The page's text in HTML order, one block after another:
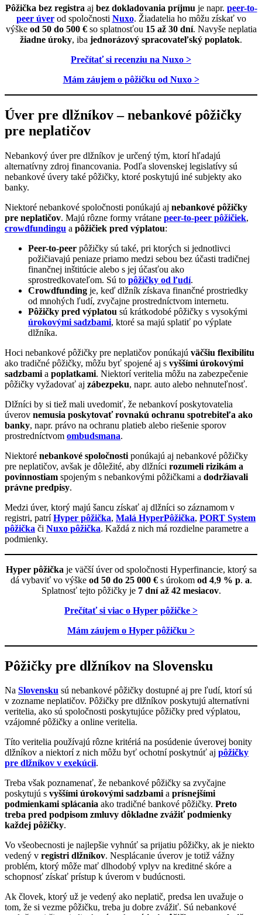
Pôžička bez registra aj bez dokladovania príjmu je napr. peer-to-
peer úverod spoločnosti Nuxo. Žiadatelia ho môžu získať vo
výške od 50 do 500 €so splatnosťou 15 až 30 dní. Navyše neplatia
žiadne úroky, iba jednorázový spracovateľský poplatok.
Prečítať si recenziu na Nuxo >
Mám záujem o pôžičku od Nuxo >
Úver pre dlžníkov – nebankové pôžičky
pre neplatičov
Nebankový úver pre dlžníkov je určený tým, ktorí hľadajú
alternatívny zdroj financovania. Podľa slovenskej legislatívy sú
nebankové úvery také pôžičky, ktoré poskytujú iné subjekty ako
banky.
Niektoré nebankové spoločnosti ponúkajú aj nebankové pôžičky
pre neplatičov. Majú rôzne formy vrátane peer-to-peer pôžičiek,
crowdfundingu a pôžičiek pred výplatou:
Peer-to-peer pôžičky sú také, pri ktorých si jednotlivci
požičiavajú peniaze priamo medzi sebou bez účasti tradičnej
finančnej inštitúcie alebo s jej účasťou ako
sprostredkovateľom. Sú to pôžičky od ľudí.
Crowdfunding je, keď dlžník získava finančné prostriedky
od mnohých ľudí, zvyčajne prostredníctvom internetu.
Pôžičky pred výplatou sú krátkodobé pôžičky s vysokými
úrokovými sadzbami, ktoré sa majú splatiť po výplate
dlžníka.
Hoci nebankové pôžičky pre neplatičov ponúkajú väčšiu flexibilitu
ako tradičné pôžičky, môžu byť spojené aj s vyššími úrokovými
sadzbami a poplatkami. Niektorí veritelia môžu na zabezpečenie
pôžičky vyžadovať aj zábezpeku, napr. auto alebo nehnuteľnosť.
Dlžníci by si tiež mali uvedomiť, že nebankoví poskytovatelia
úverov nemusia poskytovať rovnakú ochranu spotrebiteľa ako
banky, napr. právo na ochranu platieb alebo riešenie sporov
prostredníctvom ombudsmana.
Niektoré nebankové spoločnosti ponúkajú aj nebankové pôžičky
pre neplatičov, avšak je dôležité, aby dlžníci rozumeli rizikám a
povinnostiam spojeným s nebankovými pôžičkami a dodržiavali
právne predpisy.
Medzi úver, ktorý majú šancu získať aj dlžníci so záznamom v
registri, patríHyper pôžička, Malá HyperPôžička, PORT System
pôžička či Nuxo pôžička. Každá z nich má rozdielne parametre a
podmienky.
Hyper pôžička je väčší úver od spoločnosti Hyperfinancie, ktorý sa
dá vybaviť vo výške od 50 do 25 000 €s úrokom od 4,9 % p. a.
Splatnosť tejto pôžičky je 7 dní až 42 mesiacov.
Prečítať si viac o Hyper pôžičke >
Mám záujem o Hyper pôžičku >
Pôžičky pre dlžníkov na Slovensku
Na Slovensku sú nebankové pôžičky dostupné aj pre ľudí, ktorí sú
v zozname neplatičov. Pôžičky pre dlžníkov poskytujú alternatívni
veritelia, ako sú spoločnosti poskytujúce pôžičky pred výplatou,
vzájomné pôžičky a online veritelia.
Títo veritelia používajú rôzne kritériá na posúdenie úverovej bonity
dlžníkov a niektorí z nich môžu byť ochotní poskytnúť aj pôžičky
pre dlžníkov v exekúcii.
Treba však poznamenať, že nebankové pôžičky sa zvyčajne
poskytujú s vyššími úrokovými sadzbamia prísnejšími
podmienkami splácania ako tradičné bankové pôžičky. Preto
treba pred podpisom zmluvy dôkladne zvážiť podmienky
každej pôžičky.
Vo všeobecnosti je najlepšie vyhnúť sa prijatiu pôžičky, ak je niekto
vedený v registri dlžníkov. Nesplácanie úverov je totiž vážny
problém, ktorý môže mať dlhodobý vplyv na kreditné skóre a
schopnosť získať prístup k úverom v budúcnosti.
Ak človek, ktorý už je vedený ako neplatič, predsa len uvažuje o
tom, že si vezme pôžičku, treba ju dobre zvážiť. Sú nebankové